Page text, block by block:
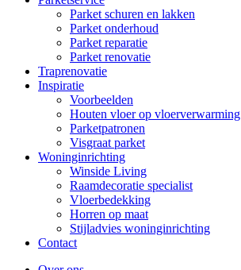
Parket schuren en lakken
Parket onderhoud
Parket reparatie
Parket renovatie
Traprenovatie
Inspiratie
Voorbeelden
Houten vloer op vloerverwarming
Parketpatronen
Visgraat parket
Woninginrichting
Winside Living
Raamdecoratie specialist
Vloerbedekking
Horren op maat
Stijladvies woninginrichting
Contact